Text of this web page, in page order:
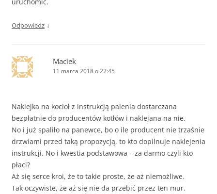
Odpowiedz ↓
Maciek
11 marca 2018 o 22:45
Naklejka na kocioł z instrukcją palenia dostarczana
bezpłatnie do producentów kotłów i naklejana na nie.
No i już spaliło na panewce, bo o ile producent nie trzaśnie
drzwiami przed taką propozycją, to kto dopilnuje naklejenia
instrukcji. No i kwestia podstawowa – za darmo czyli kto
płaci?
Aż się serce kroi, że to takie proste, że aż niemożliwe.
Tak oczywiste, że aż się nie da przebić przez ten mur.